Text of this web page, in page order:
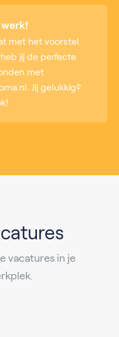
werk!
met het voorstel
jij de perfecte
met
Jij gelukkig?
vacatures in je